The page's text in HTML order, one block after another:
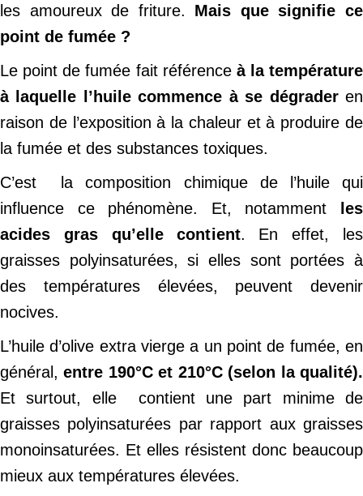
les amoureux de friture. Mais que signifie ce
point de fumée ?
Le point de fumée fait référenceà la température
à laquelle l’huile commence à se dégraderen
raison de l’exposition à la chaleur et à produire de
la fumée et des substances toxiques.
C’est la composition chimique de l’huile qui
influence ce phénomène. Et, notamment les
acides gras qu’elle contient. En effet, les
graisses polyinsaturées, si elles sont portées à
des températures élevées, peuvent devenir
nocives.
L’huile d’olive extra vierge a un point de fumée, en
général,entre 190°C et 210°C (selon la qualité).
Et surtout, elle contient une part minime de
graisses polyinsaturées par rapport aux graisses
monoinsaturées. Et elles résistent donc beaucoup
mieux aux températures élevées.